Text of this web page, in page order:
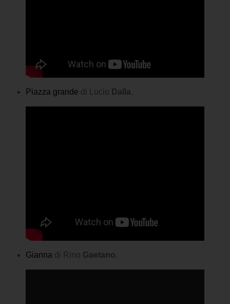
Piazza grande di Lucio Dalla.
Gianna di Rino Gaetano.